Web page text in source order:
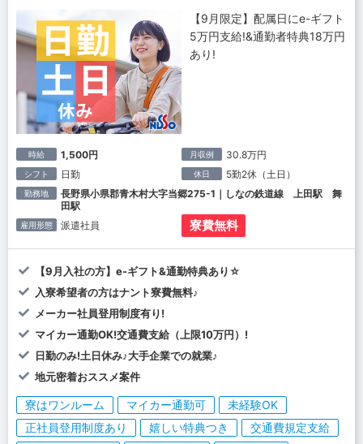
【9月限定】配属日にe-ギフト
5万円支給!&通勤者特典18万円
あり!
時給 1,500円 月収例 30.8万円
シフト 日勤 休日 5勤2休（土日）
勤務地
長野県小県郡青木村大字当郷275-1｜しなの鉄道線 上田駅 舞
田駅
雇用形態 派遣社員 寮費無料
【9月入社の方】e-ギフト&通勤特典あり☆
入寮希望者の方はナント寮費無料♪
メーカー社員登用制度有り!
マイカー通勤OK!交通費支給（上限10万円）!
日勤のみ!土日休み♪大手企業での就業♪
地元密着おススメ案件
寮はワンルーム マイカー通勤可
未経験OK
正社員登用制度あり
嬉しい特典つき
交通費規定支給